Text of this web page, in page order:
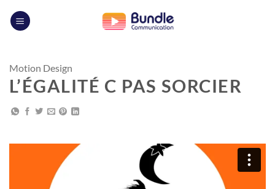
Motion Design
L’ÉGALITÉ C PAS SORCIER